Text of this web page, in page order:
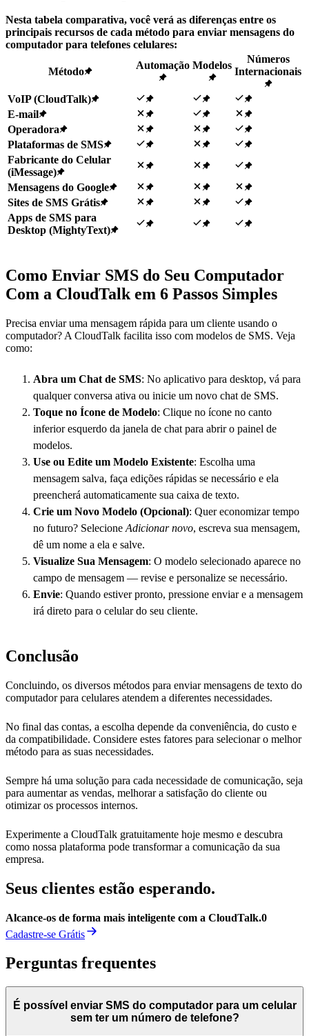
Nesta tabela comparativa, você verá as diferenças entre os
principais recursos de cada método para enviar mensagens do
computador para telefones celulares:
Método
Automação Modelos
Números
Internacionais
VoIP (CloudTalk)
E-mail
Operadora
Plataformas de SMS
Fabricante do Celular
(iMessage)
Mensagens do Google
Sites de SMS Grátis
Apps de SMS para
Desktop (MightyText)
Como Enviar SMS do Seu Computador
Com a CloudTalk em 6 Passos Simples
Precisa enviar uma mensagem rápida para um cliente usando o
computador? A CloudTalk facilita isso com modelos de SMS. Veja
como:
Abra um Chat de SMS: No aplicativo para desktop, vá para
qualquer conversa ativa ou inicie um novo chat de SMS.
Toque no Ícone de Modelo: Clique no ícone no canto
inferior esquerdo da janela de chat para abrir o painel de
modelos.
Use ou Edite um Modelo Existente: Escolha uma
mensagem salva, faça edições rápidas se necessário e ela
preencherá automaticamente sua caixa de texto.
Crie um Novo Modelo (Opcional): Quer economizar tempo
no futuro? Selecione Adicionar novo, escreva sua mensagem,
dê um nome a ela e salve.
Visualize Sua Mensagem: O modelo selecionado aparece no
campo de mensagem — revise e personalize se necessário.
Envie: Quando estiver pronto, pressione enviar e a mensagem
irá direto para o celular do seu cliente.
Conclusão
Concluindo, os diversos métodos para enviar mensagens de texto do
computador para celulares atendem a diferentes necessidades.
No final das contas, a escolha depende da conveniência, do custo e
da compatibilidade. Considere estes fatores para selecionar o melhor
método para as suas necessidades.
Sempre há uma solução para cada necessidade de comunicação, seja
para aumentar as vendas, melhorar a satisfação do cliente ou
otimizar os processos internos.
Experimente a CloudTalk gratuitamente hoje mesmo e descubra
como nossa plataforma pode transformar a comunicação da sua
empresa.
Seus clientes estão esperando.
Alcance-os de forma mais inteligente com a CloudTalk.0
Cadastre-se Grátis
Perguntas frequentes
É possível enviar SMS do computador para um celular
sem ter um número de telefone?